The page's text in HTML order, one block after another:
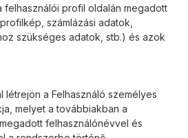
felhasználói profil oldalán megadott
számlázási adatok,
szükséges adatok, stb.) és azok
létrejön a Felhasználó személyes
melyet a továbbiakban a
felhasználónévvel és